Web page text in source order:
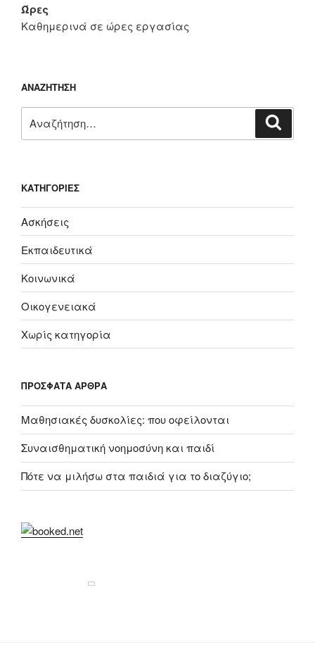
Ώρες
Καθημερινά σε ώρες εργασίας
ΑΝΑΖΉΤΗΣΗ
για:
KΑΤΗΓΟΡΊΕΣ
Ασκήσεις
Εκπαιδευτικά
Κοινωνικά
Οικογενειακά
Χωρίς κατηγορία
ΠΡΌΣΦΑΤΑ ΆΡΘΡΑ
Μαθησιακές δυσκολίες: που οφείλονται
Συναισθηματική νοημοσύνη και παιδί
Πότε να μιλήσω στα παιδιά για το διαζύγιο;